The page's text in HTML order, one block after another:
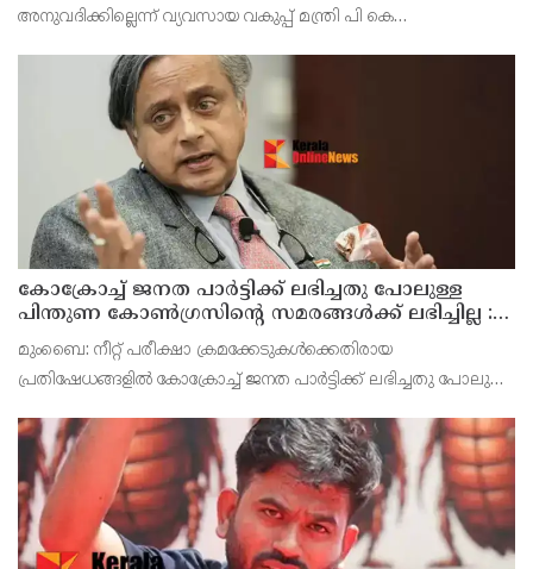
അനുവദിക്കില്ലെന്ന് വ്യവസായ വകുപ്പ് മന്ത്രി പി കെ
മാധ്യമ പ്രവർത്തകരോട് സംസാരിക്കുകയായിരുന്നു
കോക്രോച്ച് ജനത പാർട്ടിക്ക് ലഭിച്ചതു പോലുള്ള
പിന്തുണ കോൺഗ്രസിന്റെ സമരങ്ങൾക്ക് ലഭിച്ചില്ല :
ശശി തരൂർ
മുംബൈ: നീറ്റ് പരീക്ഷാ ക്രമക്കേടുകൾക്കെതിരായ
പ്രതിഷേധങ്ങളിൽ കോക്രോച്ച് ജനത പാർട്ടിക്ക് ലഭിച്ചതു പോലുള്ള
എം.പി. കോൺഗ്രസിന് അർഹമായ രീതിയിൽ ജനങ്ങ